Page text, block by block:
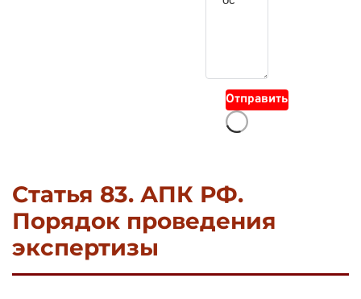
Отправить
Статья 83. АПК РФ.
Порядок проведения
экспертизы